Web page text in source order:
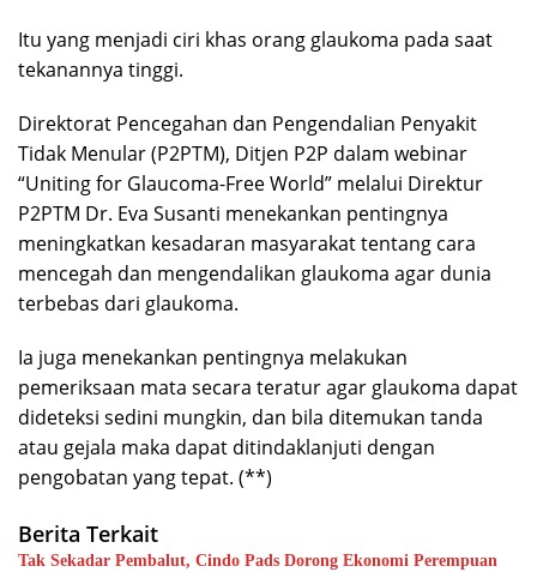
Itu yang menjadi ciri khas orang glaukoma pada saat
tekanannya tinggi.
Direktorat Pencegahan dan Pengendalian Penyakit
Tidak Menular (P2PTM), Ditjen P2P dalam webinar
“Uniting for Glaucoma-Free World” melalui Direktur
P2PTM Dr. Eva Susanti menekankan pentingnya
meningkatkan kesadaran masyarakat tentang cara
mencegah dan mengendalikan glaukoma agar dunia
terbebas dari glaukoma.
Ia juga menekankan pentingnya melakukan
pemeriksaan mata secara teratur agar glaukoma dapat
dideteksi sedini mungkin, dan bila ditemukan tanda
atau gejala maka dapat ditindaklanjuti dengan
pengobatan yang tepat. (**)
Berita Terkait
Tak Sekadar Pembalut, Cindo Pads Dorong Ekonomi Perempuan